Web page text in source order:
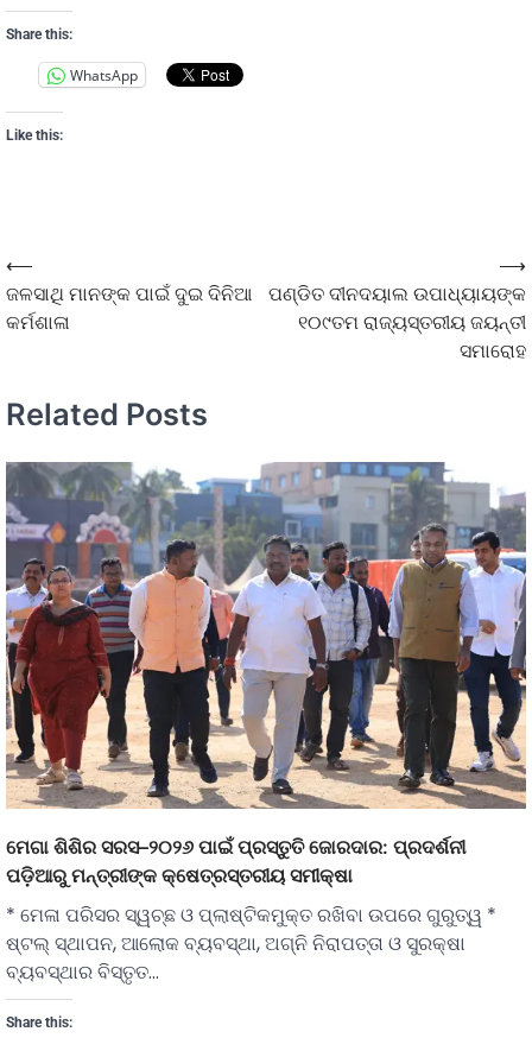
Share this:
WhatsApp
Like this:
⟵
ଜଳସାଥି ମାନଙ୍କ ପାଇଁ ଦୁଇ ଦିନିଆ
କର୍ମଶାଳା
ପଣ୍ଡିତ ଦୀନଦୟାଲ ଉପାଧ୍ୟାୟଙ୍କ
୧୦୯ତମ ରାଜ୍ୟସ୍ତରୀୟ ଜୟନ୍ତୀ
ସମାରୋହ
⟶
Related Posts
ମେଗା ଶିଶିର ସରସ–୨୦୨୬ ପାଇଁ ପ୍ରସ୍ତୁତି ଜୋରଦାର: ପ୍ରଦର୍ଶନୀ
ପଡ଼ିଆରୁ ମନ୍ତ୍ରୀଙ୍କ କ୍ଷେତ୍ରସ୍ତରୀୟ ସମୀକ୍ଷା
* ମେଳା ପରିସର ସ୍ୱଚ୍ଛ ଓ ପ୍ଲାଷ୍ଟିକମୁକ୍ତ ରଖିବା ଉପରେ ଗୁରୁତ୍ୱ *
ଷ୍ଟଲ୍ ସ୍ଥାପନ, ଆଲୋକ ବ୍ୟବସ୍ଥା, ଅଗ୍ନି ନିରାପତ୍ତା ଓ ସୁରକ୍ଷା
ବ୍ୟବସ୍ଥାର ବିସ୍ତୃତ…
Share this: